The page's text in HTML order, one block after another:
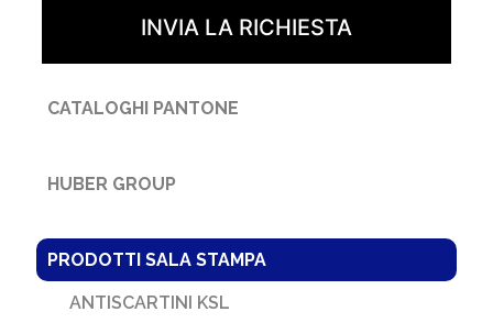
CATALOGHI PANTONE
HUBER GROUP
PRODOTTI SALA STAMPA
ANTISCARTINI KSL
INVIA LA RICHIESTA